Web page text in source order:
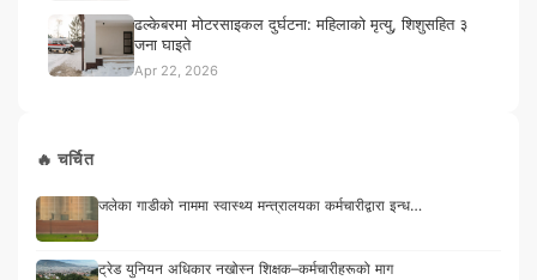
ढल्केबरमा मोटरसाइकल दुर्घटना: महिलाको मृत्यु, शिशुसहित ३
जना घाइते
Apr 22, 2026
🔥 चर्चित
जलेका गाडीको नाममा स्वास्थ्य मन्त्रालयका कर्मचारीद्वारा इन्ध…
ट्रेड युनियन अधिकार नखोस्न शिक्षक–कर्मचारीहरूको माग